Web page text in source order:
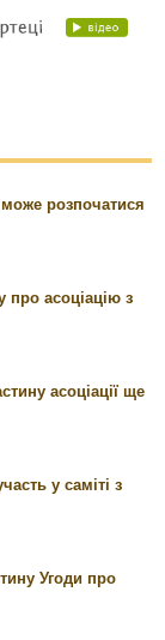
розпочатися
про асоціацію з
асоціації ще
у саміті з
Угоди про